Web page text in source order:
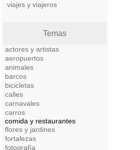
viajes y viajeros
Temas
actores y artistas
aeropuertos
animales
barcos
bicicletas
calles
carnavales
carros
comida y restaurantes
flores y jardines
fortalezas
fotografía